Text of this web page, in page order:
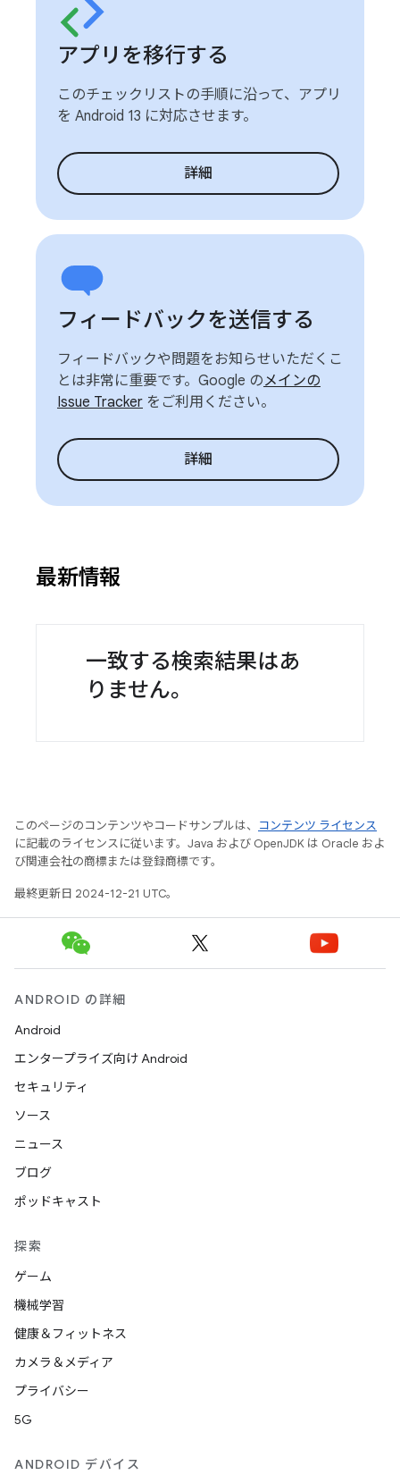
アプリを移行する
このチェックリストの手順に沿って、アプリ
を Android 13 に対応させます。
詳細
フィードバックを送信する
フィードバックや問題をお知らせいただくこ
とは非常に重要です。Google のメインの
Issue Tracker をご利用ください。
詳細
最新情報
一致する検索結果はあ
りません。
このページのコンテンツやコードサンプルは、
コンテンツ ライセンス
に記載のライセンスに従います。Java および OpenJDK は Oracle およ
び関連会社の商標または登録商標です。
最終更新日 2024-12-21 UTC。
ANDROID の詳細
Android
エンタープライズ向け Android
セキュリティ
ソース
ニュース
ブログ
ポッドキャスト
探索
ゲーム
機械学習
健康＆フィットネス
カメラ＆メディア
プライバシー
5G
ANDROID デバイス